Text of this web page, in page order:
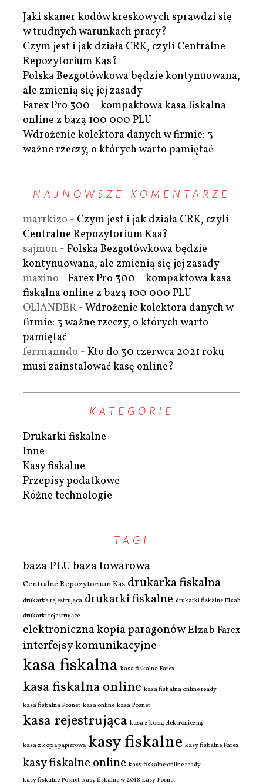
Jaki skaner kodów kreskowych sprawdzi się
w trudnych warunkach pracy?
Czym jest i jak działa CRK, czyli Centralne
Repozytorium Kas?
Polska Bezgotówkowa będzie kontynuowana,
ale zmienią się jej zasady
Farex Pro 300 – kompaktowa kasa fiskalna
online z bazą 100 000 PLU
Wdrożenie kolektora danych w firmie: 3
ważne rzeczy, o których warto pamiętać
NAJNOWSZE KOMENTARZE
marrkizo - Czym jest i jak działa CRK, czyli
Centralne Repozytorium Kas?
sajmon - Polska Bezgotówkowa będzie
kontynuowana, ale zmienią się jej zasady
maxino - Farex Pro 300 – kompaktowa kasa
fiskalna online z bazą 100 000 PLU
OLIANDER-Wdrożenie kolektora danych w
firmie: 3 ważne rzeczy, o których warto
pamiętać
ferrnanndo - Kto do 30 czerwca 2021 roku
musi zainstalować kasę online?
KATEGORIE
Drukarki fiskalne
Inne
Kasy fiskalne
Przepisy podatkowe
Różne technologie
TAGI
baza PLUbaza towarowa
Centralne Repozytorium Kas drukarka fiskalna
drukarka rejestrująca drukarki fiskalne drukarki fiskalne Elzab
drukarki rejestrujące
elektroniczna kopia paragonówElzab Farex
interfejsy komunikacyjne
kasa fiskalna kasa fiskalna Farex
kasa fiskalna online kasa fiskalna online ready
kasa fiskalna Posnet kasa online kasa Posnet
kasa rejestrująca kasa z kopią elektroniczną
kasa z kopią papierową kasy fiskalne kasy fiskalne Farex
kasy fiskalne online kasy fiskalne online ready
kasy fiskalne Posnet kasy fiskalne w 2018 kasy Posnet